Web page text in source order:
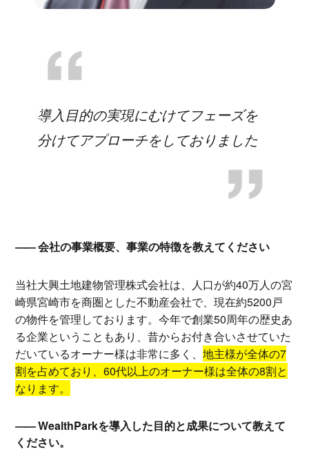
導入目的の実現にむけてフェーズを
分けてアプローチをしておりました
会社の事業概要、事業の特徴を教えてください
当社大興土地建物管理株式会社は、人口が約40万人の宮
崎県宮崎市を商圏とした不動産会社で、現在約5200戸
の物件を管理しております。今年で創業50周年の歴史あ
る企業ということもあり、昔からお付き合いさせていた
だいているオーナー様は非常に多く、地主様が全体の7
割を占めており、60代以上のオーナー様は全体の8割と
なります。
WealthParkを導入した目的と成果について教えて
ください。